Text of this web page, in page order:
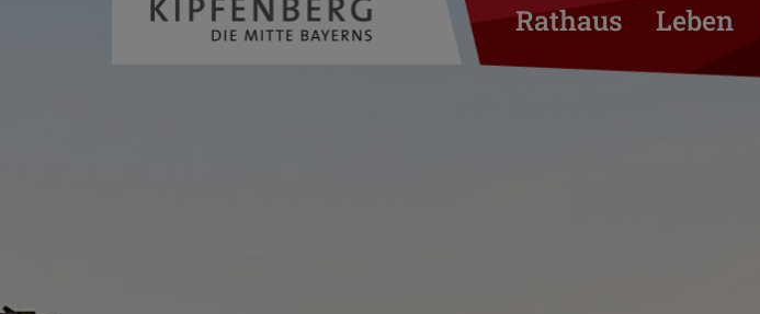
Rathaus Leben